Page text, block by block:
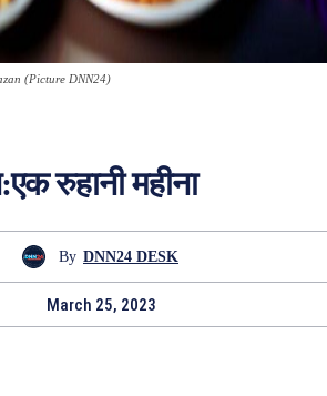
(Picture DNN24)
रुहानी महीना
By DNN24 DESK
March 25, 2023